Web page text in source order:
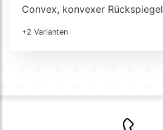
Convex, konvexer Rückspiegel
+2 Varianten